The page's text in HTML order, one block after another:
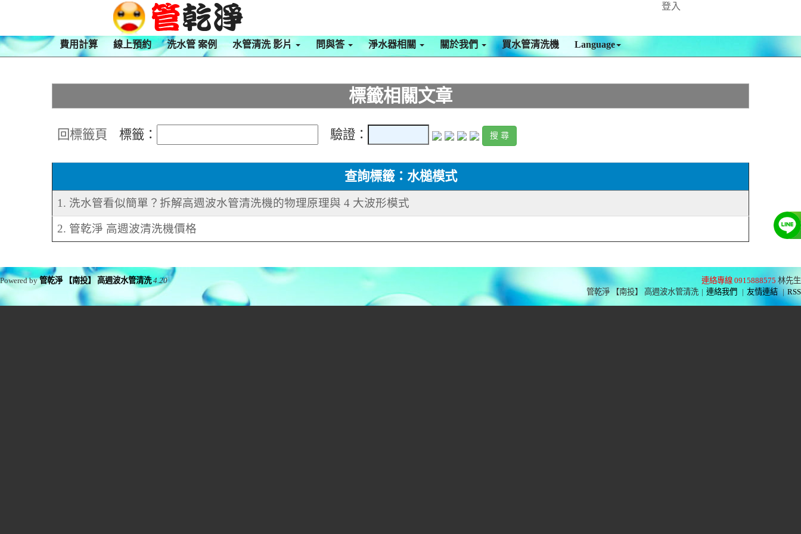
登入
費用計算 線上預約 洗水管 案例 水管清洗 影片 問與答 淨水器相關 關於我們 買水管清洗機 Language
標籤相關文章
回標籤頁 標籤： 驗證：
查詢標籤：水槌模式
1. 洗水管看似簡單？拆解高週波水管清洗機的物理原理與 4 大波形模式
2. 管乾淨 高週波清洗機價格
連絡專線 0915888575 林先生
管乾淨 【南投】 高週波水管清洗 | 連絡我們 | 友情連結 | RSS
Powered by管乾淨 【南投】 高週波水管清洗 4.20